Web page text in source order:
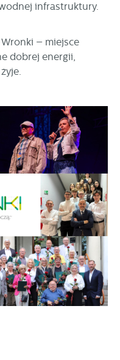
infrastruktury.
– miejsce
dobrej energii,